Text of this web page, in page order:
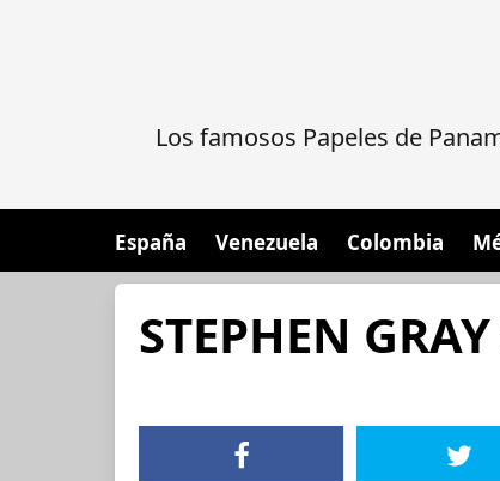
Los famosos Papeles de
España Venezuela Colombia
STEPHEN